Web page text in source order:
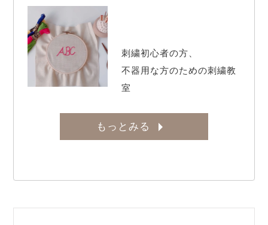
刺繍初心者の方、
不器用な方のための刺繍教
室
もっとみる